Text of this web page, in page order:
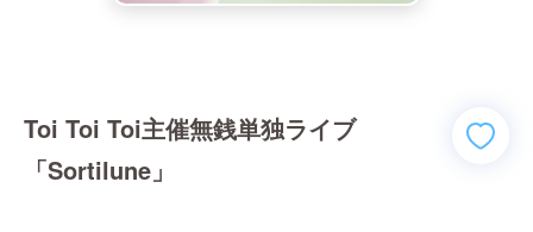
Toi Toi Toi主催無銭単独ライブ
「Sortilune」